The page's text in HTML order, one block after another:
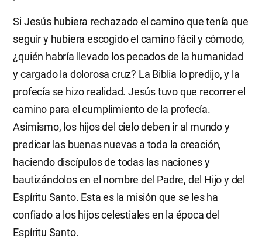
Si Jesús hubiera rechazado el camino que tenía que
seguir y hubiera escogido el camino fácil y cómodo,
¿quién habría llevado los pecados de la humanidad
y cargado la dolorosa cruz? La Biblia lo predijo, y la
profecía se hizo realidad. Jesús tuvo que recorrer el
camino para el cumplimiento de la profecía.
Asimismo, los hijos del cielo deben ir al mundo y
predicar las buenas nuevas a toda la creación,
haciendo discípulos de todas las naciones y
bautizándolos en el nombre del Padre, del Hijo y del
Espíritu Santo. Esta es la misión que se les ha
confiado a los hijos celestiales en la época del
Espíritu Santo.